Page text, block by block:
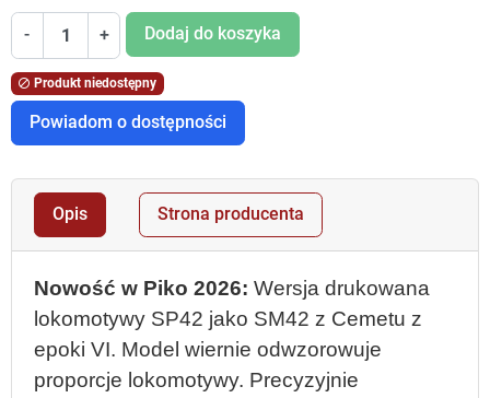
- + Dodaj do koszyka
 Produkt niedostępny
Powiadom o dostępności
Opis Strona producenta
Nowość w Piko 2026: Wersja drukowana
lokomotywy SP42 jako SM42 z Cemetu z
epoki VI. Model wiernie odwzorowuje
proporcje lokomotywy. Precyzyjnie